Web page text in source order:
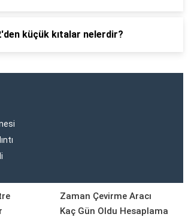
küçük kıtalar nelerdir?
Zaman Çevirme Aracı
Kaç Gün Oldu Hesaplama